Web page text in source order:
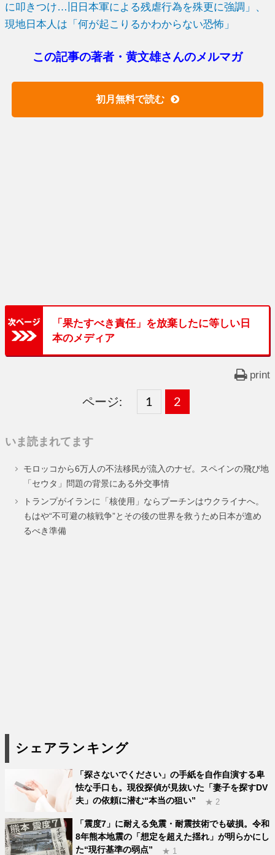
に叩きつけ…旧日本軍による残虐行為を殊更に強調」、
現地日本人は「何が起こりるかわからない恐怖」
この記事の著者・黄文雄さんのメルマガ
初月無料で読む
「果たすべき責任」を放棄したに等しい日
本のメディア
print
ページ:
固
ー
ジ
1 ,
固
ー
ジ
2
いま読まれてます
モロッコから6万人の不法移民が流入のナゼ。スペインの飛び地
「セウタ」問題の背景にある外交事情
トランプがイランに「核使用」ならプーチンはウクライナへ。
もはや“不可避の核戦争”とその後の世界を救うため日本が進め
るべき準備
シェアランキング
「探さないでください」の手紙を自作自演する卑
怯な手口も。現役探偵が見抜いた「妻子を探すDV
夫」の依頼に潜む“本当の狙い”
★ 2
「震度7」に耐える免震・耐震技術でも破損。令和
8年熊本地震の「想定を超えた揺れ」が明らかにし
た“現行基準の弱点”
★ 1